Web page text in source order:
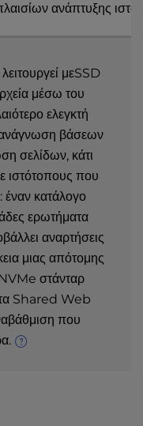
ανάπτυξης
μεSSD
μέσω του
ελεγκτή
ανάγνωση βάσεων
σελίδων, κάτι
ιστότοπους που
έναν κατάλογο
ερωτήματα
αναρτήσεις
μιας απότομης
στάνταρ
Shared Web
που